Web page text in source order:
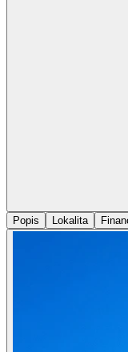
Popis
Lokalita